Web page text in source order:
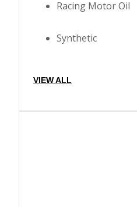
Racing Motor Oil
Synthetic
VIEW ALL